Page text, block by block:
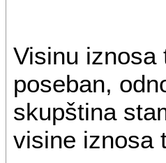
Visinu iznosa
poseban,
skupština
visine iznosa